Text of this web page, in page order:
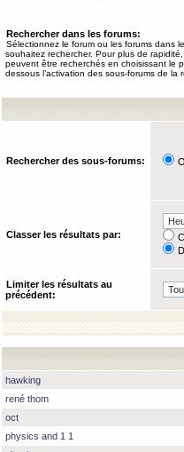
Rechercher dans les forums:
Sélectionnez le forum ou les forums dans
souhaitez rechercher. Pour plus de
peuvent être recherchés en choisissant le
dessous l’activation des sous-forums de la
Rechercher des sous-forums:
Classer les résultats par:
Limiter les résultats au
précédent:
hawking
rené thom
oct
physics and 1 1